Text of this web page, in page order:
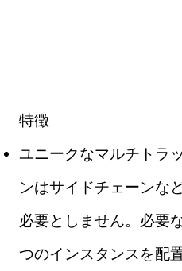
特徴
ユニークなマルチトラ
ンはサイドチェーンな
必要としません。必要
つのインスタンスを配